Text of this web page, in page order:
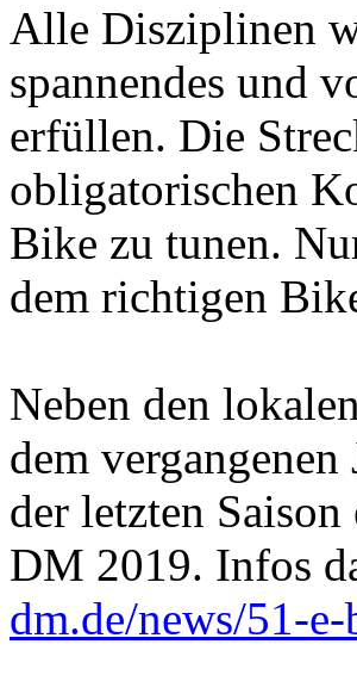
Alle Disziplinen
spannendes und
erfüllen. Die
obligatorischen
Bike zu tunen.
dem richtigen
Neben den
dem
der letzten
DM 2019. Infos
dm.de/news/51-